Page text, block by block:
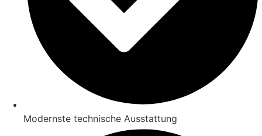
Modernste technische Ausstattung